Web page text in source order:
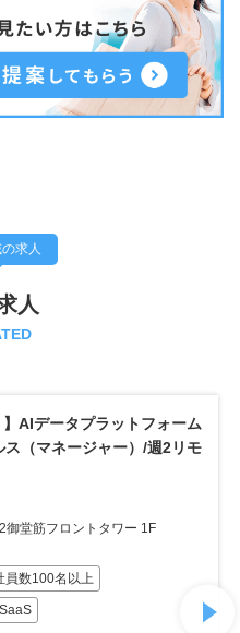
求人
人
】AIデータプラットフォーム
ス（マネージャー）/週2リモ
御堂筋フロントタワー 1F
員数100名以上